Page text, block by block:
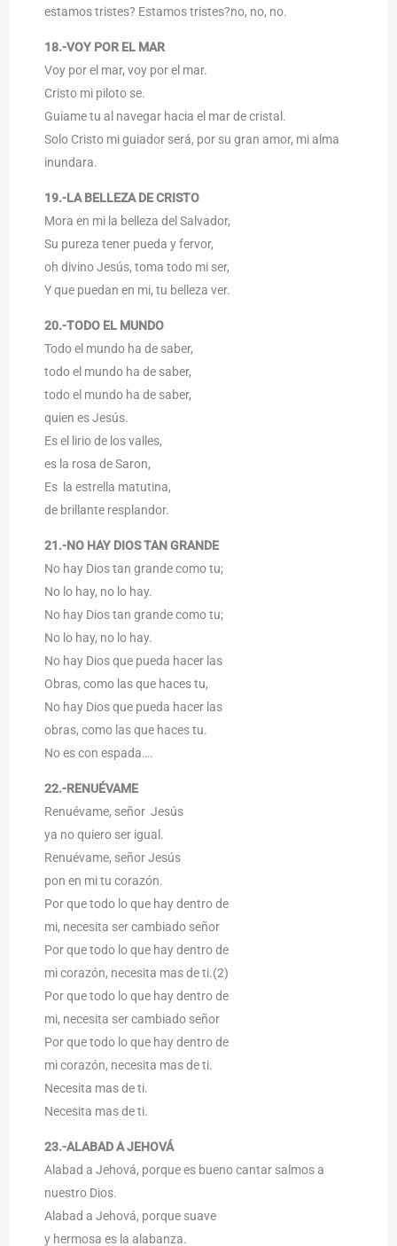
estamos tristes? Estamos tristes?no, no, no.
18.-VOY POR EL MAR
Voy por el mar, voy por el mar.
Cristo mi piloto se.
Guiame tu al navegar hacia el mar de cristal.
Solo Cristo mi guiador será, por su gran amor, mi alma
inundara.
19.-LA BELLEZA DE CRISTO
Mora en mi la belleza del Salvador,
Su pureza tener pueda y fervor,
oh divino Jesús, toma todo mi ser,
Y que puedan en mi, tu belleza ver.
20.-TODO EL MUNDO
Todo el mundo ha de saber,
todo el mundo ha de saber,
todo el mundo ha de saber,
quien es Jesús.
Es el lirio de los valles,
es la rosa de Saron,
Es la estrella matutina,
de brillante resplandor.
21.-NO HAY DIOS TAN GRANDE
No hay Dios tan grande como tu;
No lo hay, no lo hay.
No hay Dios tan grande como tu;
No lo hay, no lo hay.
No hay Dios que pueda hacer las
Obras, como las que haces tu,
No hay Dios que pueda hacer las
obras, como las que haces tu.
No es con espada….
22.-RENUÉVAME
Renuévame, señor Jesús
ya no quiero ser igual.
Renuévame, señor Jesús
pon en mi tu corazón.
Por que todo lo que hay dentro de
mi, necesita ser cambiado señor
Por que todo lo que hay dentro de
mi corazón, necesita mas de ti.(2)
Por que todo lo que hay dentro de
mi, necesita ser cambiado señor
Por que todo lo que hay dentro de
mi corazón, necesita mas de ti.
Necesita mas de ti.
Necesita mas de ti.
23.-ALABAD A JEHOVÁ
Alabad a Jehová, porque es bueno cantar salmos a
nuestro Dios.
Alabad a Jehová, porque suave
y hermosa es la alabanza.